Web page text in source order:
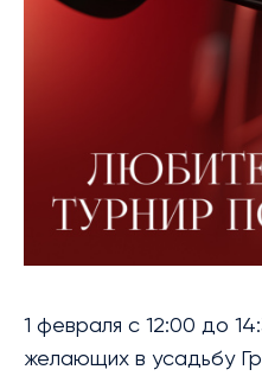
БИБЛИОТЕКА
МЕРОПРИЯТИЯ
КОНТАКТЫ
1 февраля с 12:00 до
желающих в усадьбу